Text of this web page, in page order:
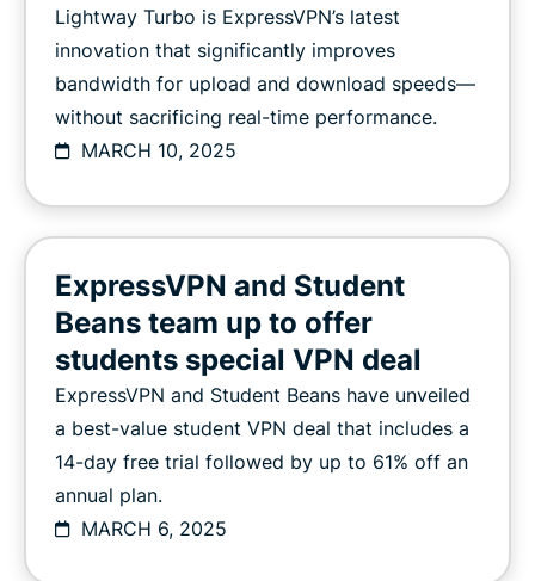
Lightway Turbo is ExpressVPN’s latest
innovation that significantly improves
bandwidth for upload and download speeds—
without sacrificing real-time performance.
MARCH 10, 2025
ExpressVPN and Student
Beans team up to offer
students special VPN deal
ExpressVPN and Student Beans have unveiled
a best-value student VPN deal that includes a
14-day free trial followed by up to 61% off an
annual plan.
MARCH 6, 2025